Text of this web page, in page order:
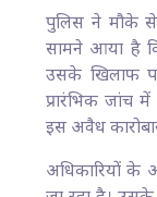
पुलिस ने मौके से
सामने आया है
उसके खिलाफ
प्रारंभिक जांच
इस अवैध
अधिकारियों के